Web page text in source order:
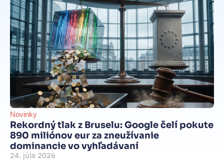
Novinky
Rekordný tlak z Bruselu: Google čelí pokute
890 miliónov eur za zneužívanie
dominancie vo vyhľadávaní
24. júla 2026